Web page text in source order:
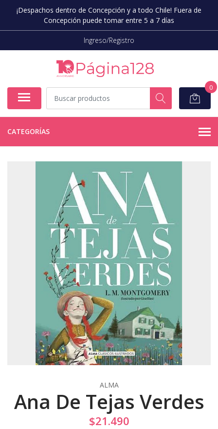
¡Despachos dentro de Concepción y a todo Chile! Fuera de
Concepción puede tomar entre 5 a 7 días
Ingreso/Registro
0
CATEGORÍAS
ALMA
Ana De Tejas Verdes
$21.490